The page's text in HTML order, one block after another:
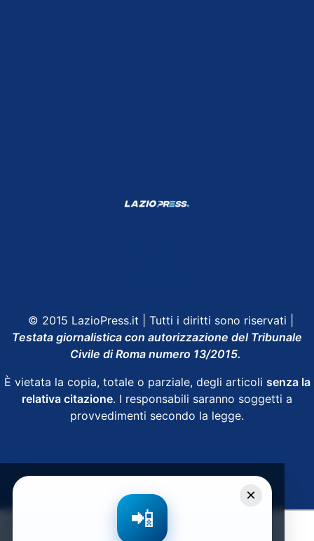
© 2015 LazioPress.it | Tutti i diritti sono riservati |
Testata giornalistica con autorizzazione del Tribunale
Civile di Roma numero 13/2015.
È vietata la copia, totale o parziale, degli articoli senza la
relativa citazione. I responsabili saranno soggetti a
provvedimenti secondo la legge.
×
📲Condividi